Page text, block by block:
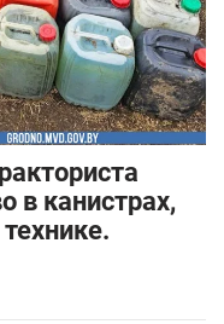
в канистрах,